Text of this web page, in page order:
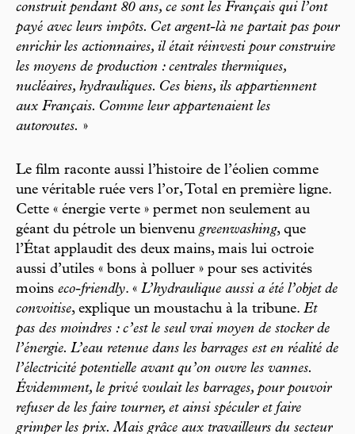
construit pendant 80 ans, ce sont les Français qui l’ont
payé avec leurs impôts. Cet argent-là ne partait pas pour
enrichir les actionnaires, il était réinvesti pour construire
les moyens de production : centrales thermiques,
nucléaires, hydrauliques. Ces biens, ils appartiennent
aux Français. Comme leur appartenaient les
autoroutes. »
Le film raconte aussi l’histoire de l’éolien comme
une véritable ruée vers l’or, Total en première ligne.
Cette « énergie verte » permet non seulement au
géant du pétrole un bienvenu greenwashing, que
l’État applaudit des deux mains, mais lui octroie
aussi d’utiles « bons à polluer » pour ses activités
moins eco-friendly. « L’hydraulique aussi a été l’objet de
convoitise, explique un moustachu à la tribune. Et
pas des moindres : c’est le seul vrai moyen de stocker de
l’énergie. L’eau retenue dans les barrages est en réalité de
l’électricité potentielle avant qu’on ouvre les vannes.
Évidemment, le privé voulait les barrages, pour pouvoir
refuser de les faire tourner, et ainsi spéculer et faire
grimper les prix. Mais grâce aux travailleurs du secteur